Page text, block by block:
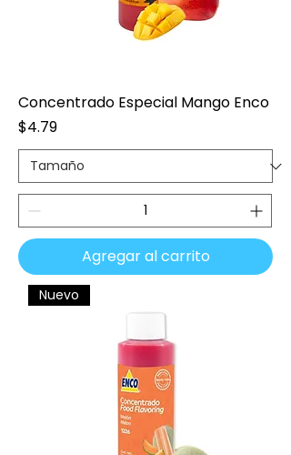
Concentrado Especial Mango Enco
Precio
$4.79
Agregar al carrito
Nuevo